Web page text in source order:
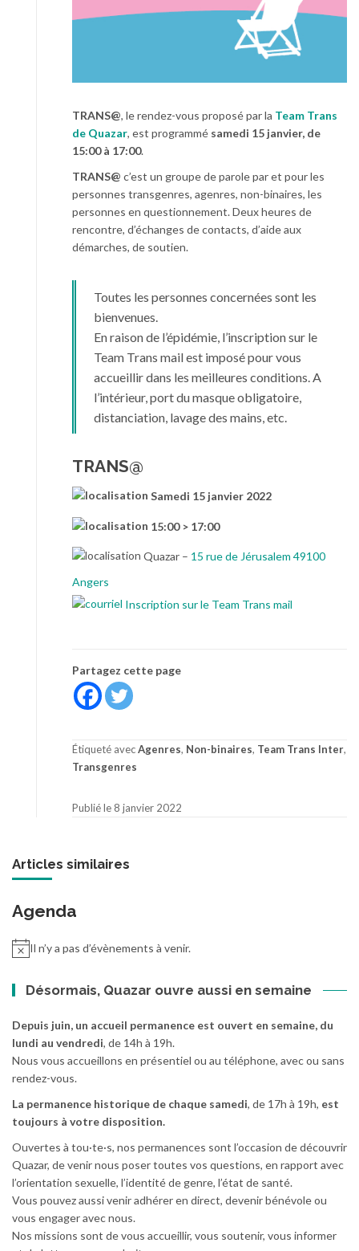
TRANS@, le rendez-vous proposé par la Team Trans
de Quazar, est programmé samedi 15 janvier, de
15:00 à 17:00.
TRANS@ c’est un groupe de parole par et pour les
personnes transgenres, agenres, non-binaires, les
personnes en questionnement. Deux heures de
rencontre, d’échanges de contacts, d’aide aux
démarches, de soutien.
Toutes les personnes concernées sont les
bienvenues.
En raison de l’épidémie, l’inscription sur le
Team Trans mail est imposé pour vous
accueillir dans les meilleures conditions. A
l’intérieur, port du masque obligatoire,
distanciation, lavage des mains, etc.
TRANS@
Samedi 15 janvier 2022
15:00 > 17:00
Quazar – 15 rue de Jérusalem 49100
Angers
Inscription sur le Team Trans mail
Partagez cette page
Étiqueté avecAgenres, Non-binaires, Team Trans Inter,
Transgenres
Publié le 8 janvier 2022
Articles similaires
Agenda
Il n’y a pas d’évènements à venir.
Désormais, Quazar ouvre aussi en semaine
Depuis juin, un accueil permanence est ouvert en semaine, du
lundi au vendredi, de 14h à 19h.
Nous vous accueillons en présentiel ou au téléphone, avec ou sans
rendez-vous.
La permanence historique de chaque samedi, de 17h à 19h, est
toujours à votre disposition.
Ouvertes à tou·te·s, nos permanences sont l’occasion de découvrir
Quazar, de venir nous poser toutes vos questions, en rapport avec
l’orientation sexuelle, l’identité de genre, l’état de santé.
Vous pouvez aussi venir adhérer en direct, devenir bénévole ou
vous engager avec nous.
Nos missions sont de vous accueillir, vous soutenir, vous informer